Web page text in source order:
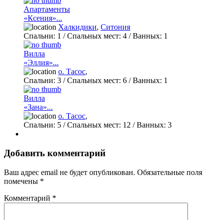
Апартаменты
«Ксения»...
Халкидики, Ситония
Спальни: 1 / Спальных мест: 4 /Ванных: 1
Вилла
«Эллия»...
о. Тасос,
Спальни: 3 / Спальных мест: 6 /Ванных: 1
Вилла
«Зана»...
о. Тасос,
Спальни: 5 / Спальных мест: 12 /Ванных: 3
Добавить комментарий
Ваш адрес email не будет опубликован. Обязательные поля
помечены *
Комментарий *